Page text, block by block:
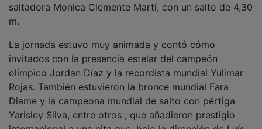
saltadora Monica Clemente Martí, con un salto de 4,30
m.
La jornada estuvo muy animada y contó cómo
invitados con la presencia estelar del campeón
olímpico Jordan Díaz y la recordista mundial Yulimar
Rojas. También estuvieron la bronce mundial Fara
Diame y la campeona mundial de salto con pértiga
Yarisley Silva, entre otros , que añadieron prestigio